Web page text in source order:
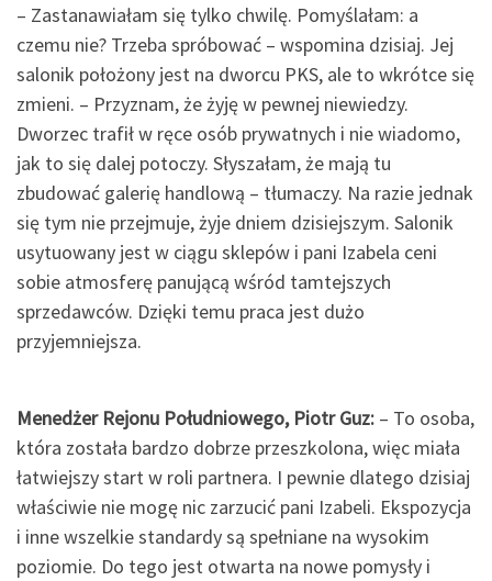
– Zastanawiałam się tylko chwilę. Pomyślałam: a
czemu nie? Trzeba spróbować – wspomina dzisiaj. Jej
salonik położony jest na dworcu PKS, ale to wkrótce się
zmieni. – Przyznam, że żyję w pewnej niewiedzy.
Dworzec trafił w ręce osób prywatnych i nie wiadomo,
jak to się dalej potoczy. Słyszałam, że mają tu
zbudować galerię handlową – tłumaczy. Na razie jednak
się tym nie przejmuje, żyje dniem dzisiejszym. Salonik
usytuowany jest w ciągu sklepów i pani Izabela ceni
sobie atmosferę panującą wśród tamtejszych
sprzedawców. Dzięki temu praca jest dużo
przyjemniejsza.
Menedżer Rejonu Południowego, Piotr Guz: – To osoba,
która została bardzo dobrze przeszkolona, więc miała
łatwiejszy start w roli partnera. I pewnie dlatego dzisiaj
właściwie nie mogę nic zarzucić pani Izabeli. Ekspozycja
i inne wszelkie standardy są spełniane na wysokim
poziomie. Do tego jest otwarta na nowe pomysły i